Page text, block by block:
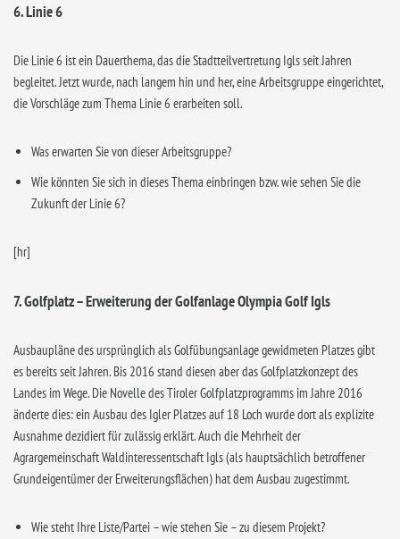
6. Linie 6
Die Linie 6 ist ein Dauerthema, das die Stadtteilvertretung Igls seit Jahren
begleitet. Jetzt wurde, nach langem hin und her, eine Arbeitsgruppe eingerichtet,
die Vorschläge zum Thema Linie 6 erarbeiten soll.
Was erwarten Sie von dieser Arbeitsgruppe?
Wie könnten Sie sich in dieses Thema einbringen bzw. wie sehen Sie die
Zukunft der Linie 6?
[hr]
7. Golfplatz – Erweiterung der Golfanlage Olympia Golf Igls
Ausbaupläne des ursprünglich als Golfübungsanlage gewidmeten Platzes gibt
es bereits seit Jahren. Bis 2016 stand diesen aber das Golfplatzkonzept des
Landes im Wege. Die Novelle des Tiroler Golfplatzprogramms im Jahre 2016
änderte dies: ein Ausbau des Igler Platzes auf 18 Loch wurde dort als explizite
Ausnahme dezidiert für zulässig erklärt. Auch die Mehrheit der
Agrargemeinschaft Waldinteressentschaft Igls (als hauptsächlich betroffener
Grundeigentümer der Erweiterungsflächen) hat dem Ausbau zugestimmt.
Wie steht Ihre Liste/Partei – wie stehen Sie – zu diesem Projekt?